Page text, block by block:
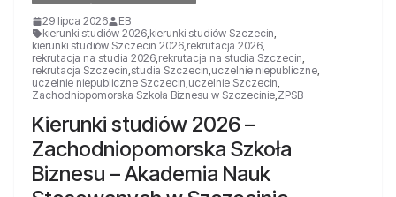
29 lipca 2026
EB
kierunki studiów 2026,kierunki studiów Szczecin,
kierunki studiów Szczecin 2026,rekrutacja 2026,
rekrutacja na studia 2026,rekrutacja na studia Szczecin,
rekrutacja Szczecin,studia Szczecin,uczelnie niepubliczne,
uczelnie niepubliczne Szczecin,uczelnie Szczecin,
Zachodniopomorska Szkoła Biznesu w Szczecinie,ZPSB
Kierunki studiów 2026 –
Zachodniopomorska Szkoła
Biznesu – Akademia Nauk